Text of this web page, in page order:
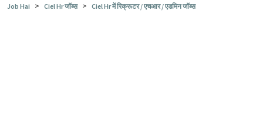
Job Hai > Ciel Hr जॉब्स > Ciel Hr में रिक्रूटर / एचआर / एडमिन जॉब्स